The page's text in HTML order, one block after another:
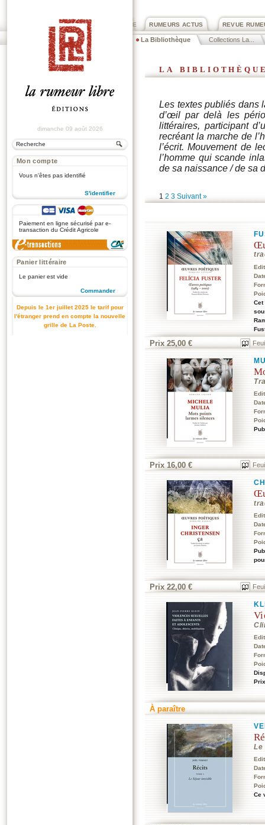
REVUE
RUMEURS ACTUS
PRIX ROGER DEXTRE
La Bibliothèque Collections La...
dimanche 09 août 2026
Mon compte
Vous n'êtes pas identifié
S'identifier
Paiement en ligne sécurisé par e-
transaction du Crédit Agricole
Panier littéraire
Le panier est vide
Commander
Depuis le 1er juillet 2025 le tarif pour
l'étranger prend en compte la nouvelle
grille de La Poste.
la
Les textes publiés dans
d’œil par delà les
littéraires, participant
recréant la marche de
l’écrit. Mouvement de
l’homme qui scande
de sa naissance / de sa
1 2 3 Suivant »
Cet
Prix 25,00 €
Prix 16,00 €
Prix 22,00 €
À paraître
Le
Ce